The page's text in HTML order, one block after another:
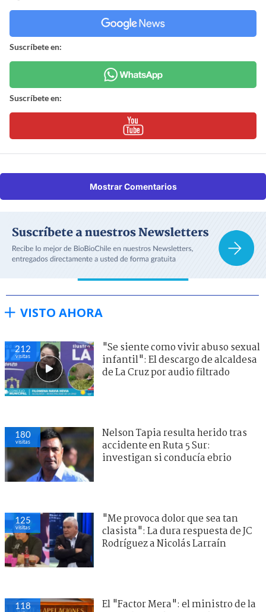
Suscríbete en:
Suscríbete en:
Mostrar Comentarios
VISTO AHORA
212
visitas
"Se siente como vivir abuso sexual
infantil": El descargo de alcaldesa
de La Cruz por audio filtrado
180
visitas
Nelson Tapia resulta herido tras
accidente en Ruta 5 Sur:
investigan si conducía ebrio
125
visitas
"Me provoca dolor que sea tan
clasista": La dura respuesta de JC
Rodríguez a Nicolás Larraín
118
El "Factor Mera": el ministro de la